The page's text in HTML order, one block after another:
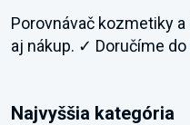
Porovnávač kozmetiky
aj nákup. ✓ Doručíme do
Najvyššia kategória